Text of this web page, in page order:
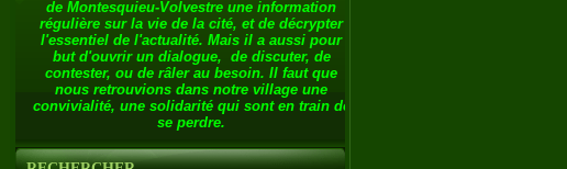
de Montesquieu-Volvestre une information
régulière sur la vie de la cité, et de décrypter
l'essentiel de l'actualité. Mais il a aussi pour
but d'ouvrir un dialogue, de discuter, de
contester, ou de râler au besoin. Il faut que
nous retrouvions dans notre village une
convivialité, une solidarité qui sont en train de
se perdre.